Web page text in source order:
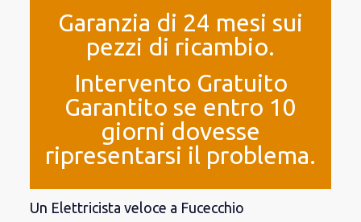
Garanzia di 24 mesi sui
pezzi di ricambio.
Intervento Gratuito
Garantito se entro 10
giorni dovesse
ripresentarsi il problema.
Un Elettricista veloce a Fucecchio